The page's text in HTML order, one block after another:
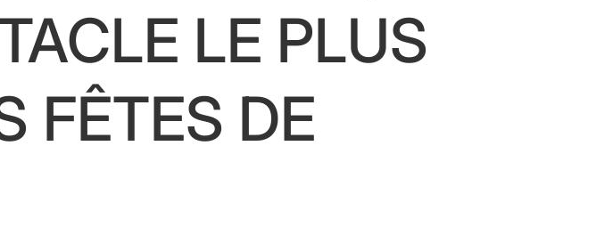
LE PLUS
FÊTES DE